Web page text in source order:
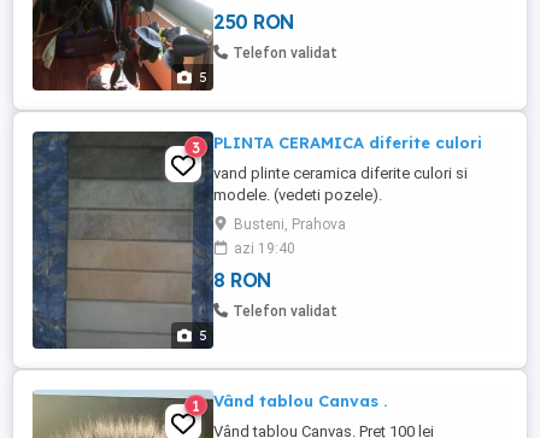
5
250 RON
Telefon validat
5
3 PLINTA CERAMICA diferite culori
vand plinte ceramica diferite culori si
modele. (vedeti pozele).
Busteni, Prahova
azi 19:40
8 RON
Telefon validat
1 Vând tablou Canvas .
Vând tablou Canvas. Preț 100 lei